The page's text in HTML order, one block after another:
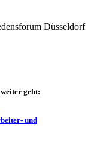
Düsseldorf
geht:
und